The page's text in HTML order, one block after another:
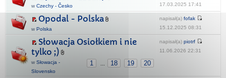
w Czechy - Česko
17.03.2025 17:41
Opodal - Polska
w Polska
napisał(a) fofak
15.12.2025 08:31
Słowacja Osiołkiem i nie
tylko ;)
1 18 19 20
w Słowacja -
Slovensko
napisał(a) piotrf
11.06.2026 22:31